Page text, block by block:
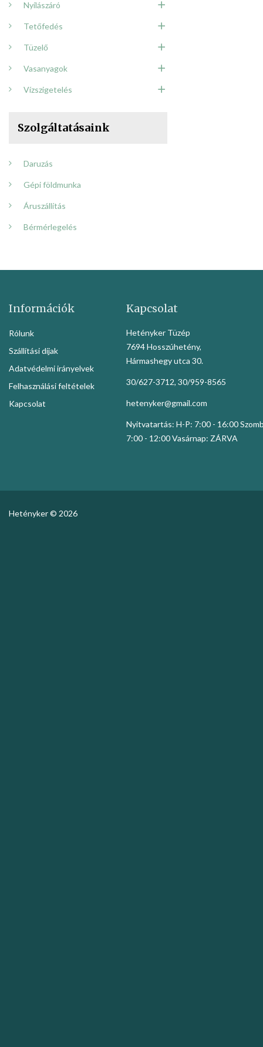
Nyílászáró
Tetőfedés
Tüzelő
Vasanyagok
Vízszigetelés
Szolgáltatásaink
Daruzás
Gépi földmunka
Áruszállítás
Bérmérlegelés
Információk
Rólunk
Szállítási díjak
Adatvédelmi irányelvek
Felhasználási feltételek
Kapcsolat
Kapcsolat
Hetényker Tüzép
7694 Hosszúhetény,
Hármashegy utca 30.
30/627-3712, 30/959-8565
hetenyker@gmail.com
Nyitvatartás: H-P: 7:00 - 16:00
7:00 - 12:00 Vasárnap: ZÁRVA
Hetényker © 2026